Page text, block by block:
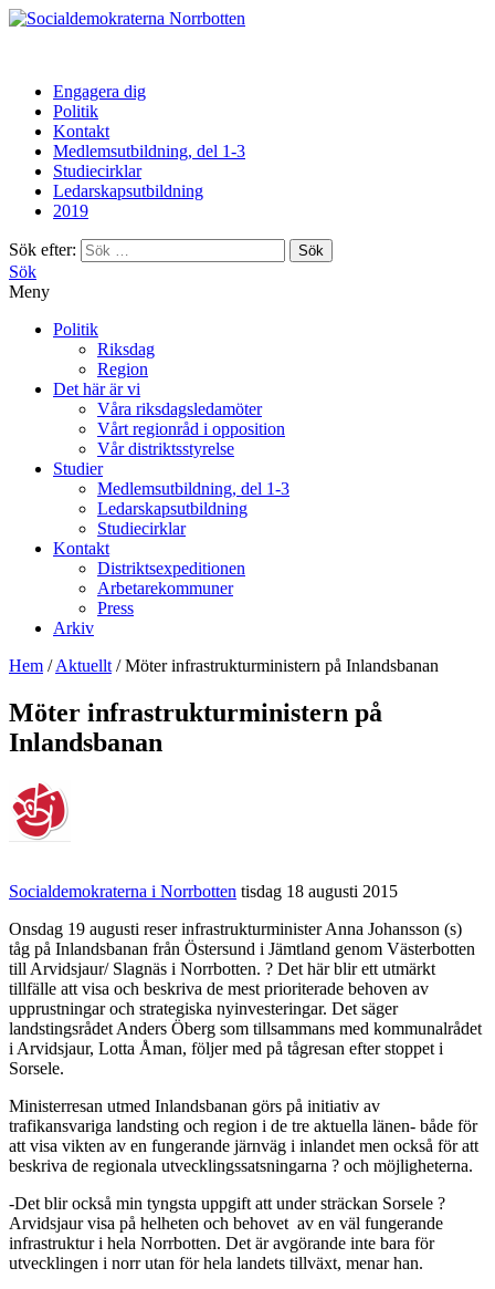
Norrbotten
Engagera dig
Politik
Kontakt
Medlemsutbildning, del 1-3
Studiecirklar
Ledarskapsutbildning
2019
Sök efter:
Sök
Meny
Politik
Riksdag
Region
Det här är vi
Våra riksdagsledamöter
Vårt regionråd i opposition
Vår distriktsstyrelse
Studier
Medlemsutbildning, del 1-3
Ledarskapsutbildning
Studiecirklar
Kontakt
Distriktsexpeditionen
Arbetarekommuner
Press
Arkiv
Hem /Aktuellt /Möter infrastrukturministern på Inlandsbanan
Möter infrastrukturministern på
Inlandsbanan
Socialdemokraterna i Norrbotten tisdag 18 augusti 2015
Onsdag 19 augusti reser infrastrukturminister Anna Johansson (s)
tåg på Inlandsbanan från Östersund i Jämtland genom Västerbotten
till Arvidsjaur/ Slagnäs i Norrbotten. ? Det här blir ett utmärkt
tillfälle att visa och beskriva de mest prioriterade behoven av
upprustningar och strategiska nyinvesteringar. Det säger
landstingsrådet Anders Öberg som tillsammans med kommunalrådet
i Arvidsjaur, Lotta Åman, följer med på tågresan efter stoppet i
Sorsele.
Ministerresan utmed Inlandsbanan görs på initiativ av
trafikansvariga landsting och region i de tre aktuella länen- både för
att visa vikten av en fungerande järnväg i inlandet men också för att
beskriva de regionala utvecklingssatsningarna ? och möjligheterna.
-Det blir också min tyngsta uppgift att under sträckan Sorsele ?
Arvidsjaur visa på helheten och behovet av en väl fungerande
infrastruktur i hela Norrbotten. Det är avgörande inte bara för
utvecklingen i norr utan för hela landets tillväxt, menar han.